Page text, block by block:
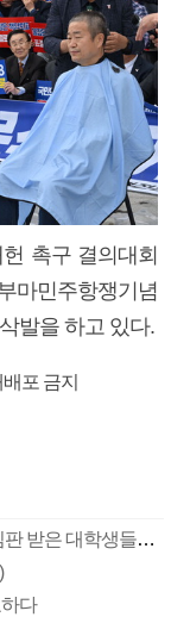
촉구 결의대회
마민주항쟁기념
발을 하고 있다.
포 금지
부마항쟁 시위 근처 있었다고 잡혀…즉결심판 받은 대학생들 잇단 무죄
다